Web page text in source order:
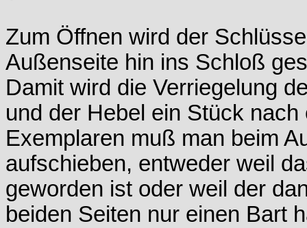
Zum Öffnen wird der
Außenseite hin ins Schloß
Damit wird die Verriegelung
und der Hebel ein Stück
Exemplaren muß man beim
aufschieben, entweder weil
geworden ist oder weil der
beiden Seiten nur einen Bart